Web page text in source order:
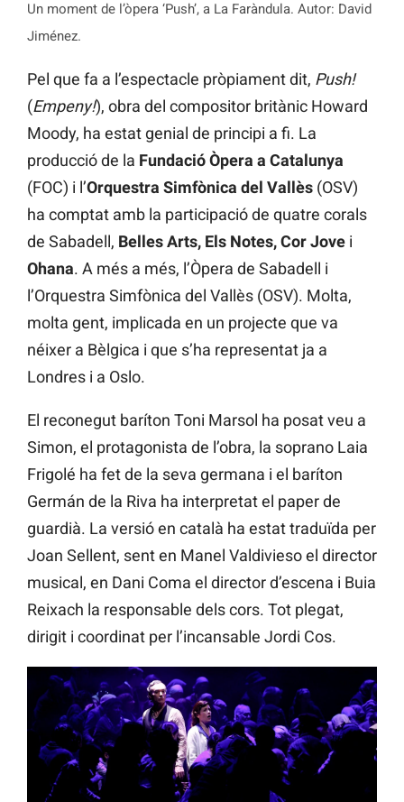
Un moment de l’òpera ‘Push’, a La Faràndula. Autor: David
Jiménez.
Pel que fa a l’espectacle pròpiament dit, Push!
(Empeny!), obra del compositor britànic Howard
Moody, ha estat genial de principi a fi. La
producció de la Fundació Òpera a Catalunya
(FOC) i l’Orquestra Simfònica del Vallès (OSV)
ha comptat amb la participació de quatre corals
de Sabadell, Belles Arts, Els Notes, Cor Jove i
Ohana. A més a més, l’Òpera de Sabadell i
l’Orquestra Simfònica del Vallès (OSV). Molta,
molta gent, implicada en un projecte que va
néixer a Bèlgica i que s’ha representat ja a
Londres i a Oslo.
El reconegut baríton Toni Marsol ha posat veu a
Simon, el protagonista de l’obra, la soprano Laia
Frigolé ha fet de la seva germana i el baríton
Germán de la Riva ha interpretat el paper de
guardià. La versió en català ha estat traduïda per
Joan Sellent, sent en Manel Valdivieso el director
musical, en Dani Coma el director d’escena i Buia
Reixach la responsable dels cors. Tot plegat,
dirigit i coordinat per l’incansable Jordi Cos.